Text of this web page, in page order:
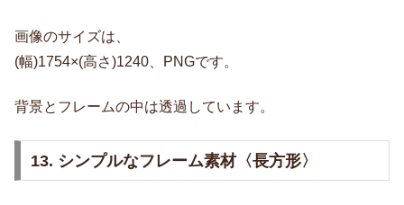
画像のサイズは、
(幅)1754×(高さ)1240、PNGです。
背景とフレームの中は透過しています。
13. シンプルなフレーム素材〈長方形〉